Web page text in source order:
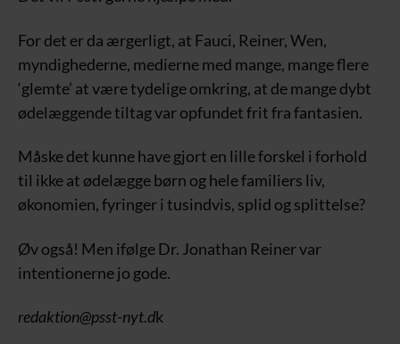
For det er da ærgerligt, at Fauci, Reiner, Wen,
myndighederne, medierne med mange, mange flere
‘glemte’ at være tydelige omkring, at de mange dybt
ødelæggende tiltag var opfundet frit fra fantasien.
Måske det kunne have gjort en lille forskel i forhold
til ikke at ødelægge børn og hele familiers liv,
økonomien, fyringer i tusindvis, splid og splittelse?
Øv også! Men ifølge Dr. Jonathan Reiner var
intentionerne jo gode.
redaktion@psst-nyt.dk